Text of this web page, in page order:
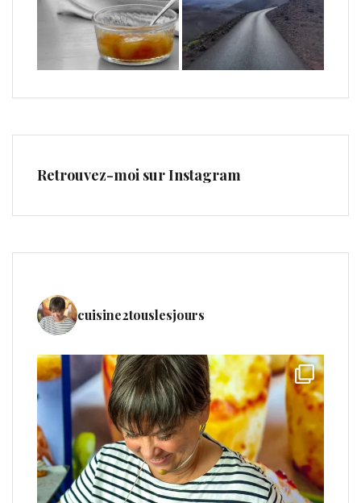
Retrouvez-moi sur Instagram
cuisine2touslesjours